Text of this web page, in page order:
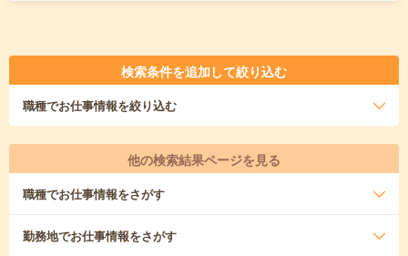
検索条件を追加して絞り込む
職種でお仕事情報を絞り込む
他の検索結果ページを見る
職種でお仕事情報をさがす
勤務地でお仕事情報をさがす